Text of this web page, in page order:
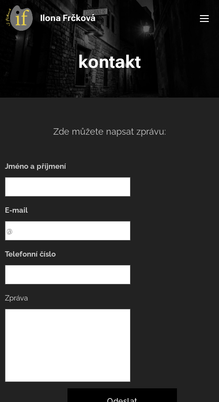
Ilona Frčková
kontakt
Zde můžete napsat zprávu:
Jméno a příjmení
E-mail
Telefonní číslo
Zpráva